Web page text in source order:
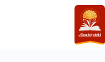
التجاوز
إلى
المحتوى